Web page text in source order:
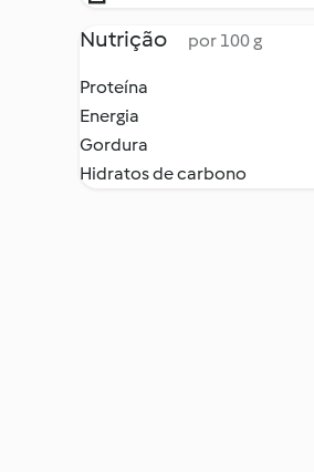
Nutrição por 100 g
Proteína
Energia
Gordura
Hidratos de carbono